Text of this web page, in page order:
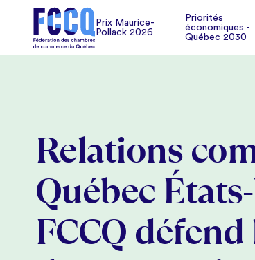
Prix Maurice-
Pollack 2026
Priorités
économiques -
Québec 2030
Relations
Québec
FCCQ